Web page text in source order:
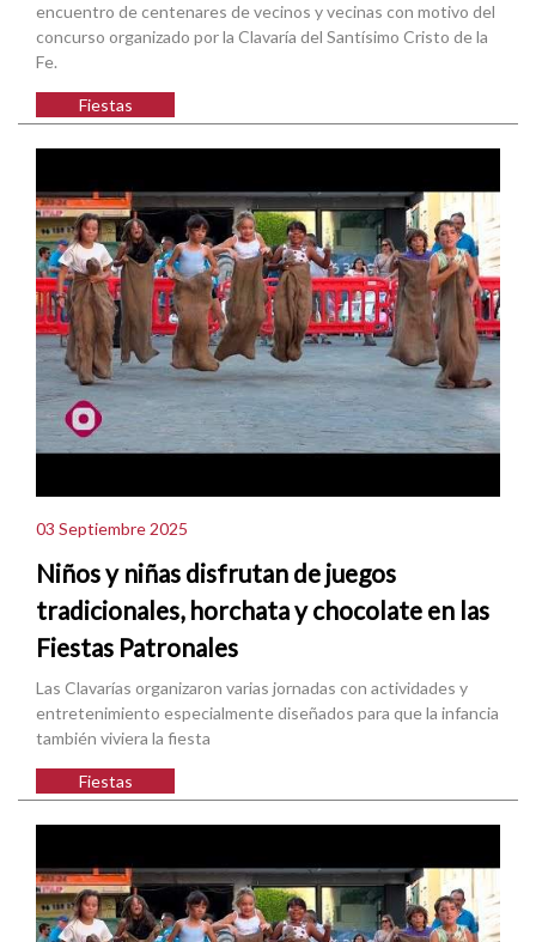
encuentro de centenares de vecinos y vecinas con motivo del
concurso organizado por la Clavaría del Santísimo Cristo de la
Fe.
Fiestas
03 Septiembre 2025
Niños y niñas disfrutan de juegos
tradicionales, horchata y chocolate en las
Fiestas Patronales
Las Clavarías organizaron varias jornadas con actividades y
entretenimiento especialmente diseñados para que la infancia
también viviera la fiesta
Fiestas